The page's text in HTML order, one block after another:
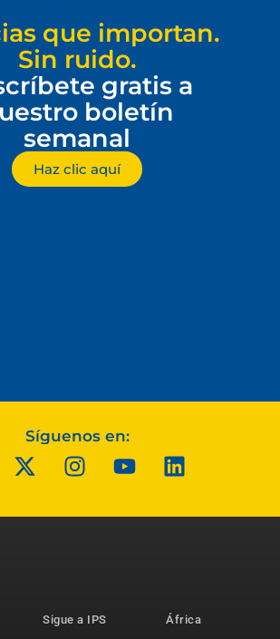
que importan.
Sin ruido.
gratis a
boletín
semanal
Haz clic aquí
Síguenos en:
Sigue a IPS
África